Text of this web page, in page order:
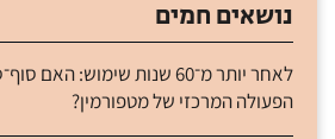
נושאים חמים
לאחר יותר מ־60 שנות שימוש:
הפעולה המרכזי של מטפורמין?